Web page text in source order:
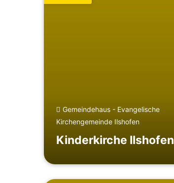
Gemeindehaus - Evangelische
Kirchengemeinde Ilshofen
Kinderkirche Ilshofen